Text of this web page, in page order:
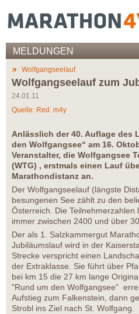
MELDUNGEN
Wolfgangseelauf
Wolfgangseelauf zum
24.01.11
Quelle: Red. m4y
Anlässlich der 40. Auflage des
den Wolfgangsee“ am 16.
Veranstalter, die Wolfgangsee
(WTG) , erstmals einen Lauf
Marathondistanz an.
Der Wolfgangseelauf (längste
besungenen See zählt zu den
Österreich. Die
immer zwischen 2400 und über
Der als 1. Salzkammergut
Jubiläumslauf wird in der
Strecke verspricht einen
der Extraklasse. Sie führt über
bei km 15 die 27 km lange
"Rund um den Wolfgangsee"
Aufstieg zum Falkenstein, dann
Strobl ins Ziel nach St. Wolfgang.